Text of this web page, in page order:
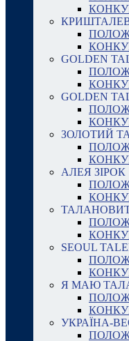
GOLDEN
GOLDEN
ЗОЛОТИЙ
АЛЕЯ ЗІРОК
SEOUL
Я МАЮ
УКРАЇНА-